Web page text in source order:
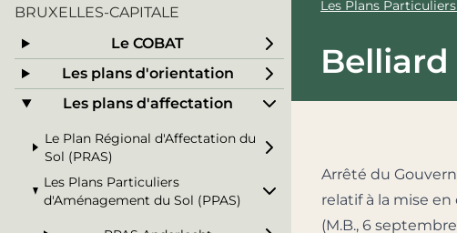
BRUXELLES-CAPITALE
Le COBAT
Les plans d'orientation
Les plans d'affectation
Le Plan Régional d'Affectation du
Sol (PRAS)
Les Plans Particuliers
d'Aménagement du Sol (PPAS)
Les Plans
Belliard
Arrêté du
relatif à la mise
(M.B., 6 septembre